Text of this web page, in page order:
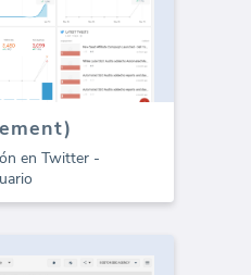
en Twitter -